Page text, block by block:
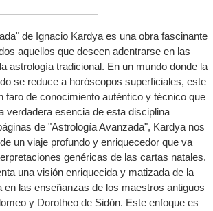
de Ignacio Kardya es una obra fascinante
aquellos que deseen adentrarse en las
astrología tradicional. En un mundo donde la
se reduce a horóscopos superficiales, este
faro de conocimiento auténtico y técnico que
verdadera esencia de esta disciplina
de "Astrología Avanzada", Kardya nos
un viaje profundo y enriquecedor que va
genéricas de las cartas natales.
una visión enriquecida y matizada de la
en las enseñanzas de los maestros antiguos
y Dorotheo de Sidón. Este enfoque es